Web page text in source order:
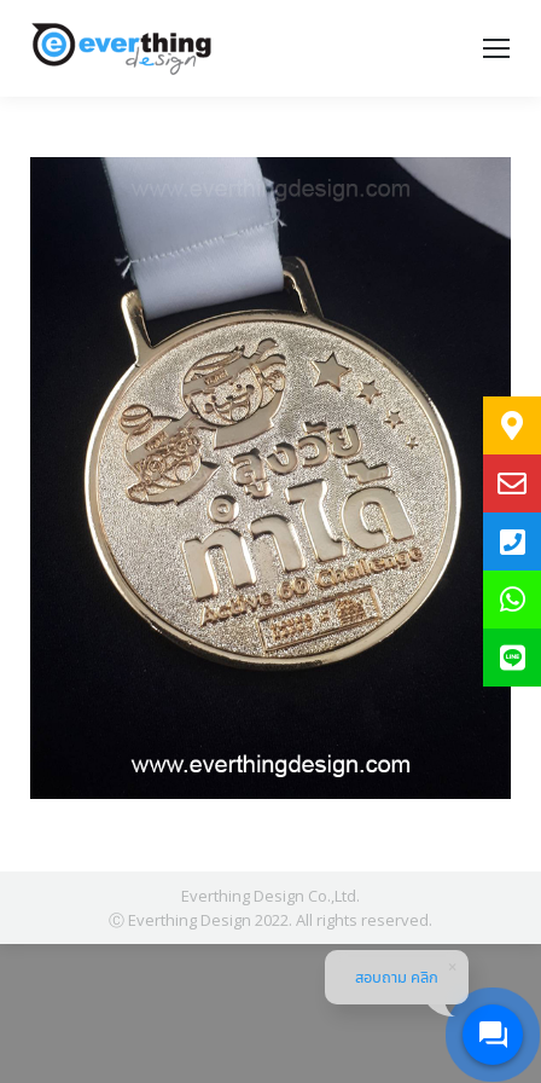
Everthing Design Co.,Ltd.
Ⓒ Everthing Design 2022. All rights reserved.
สอบถาม คลิก